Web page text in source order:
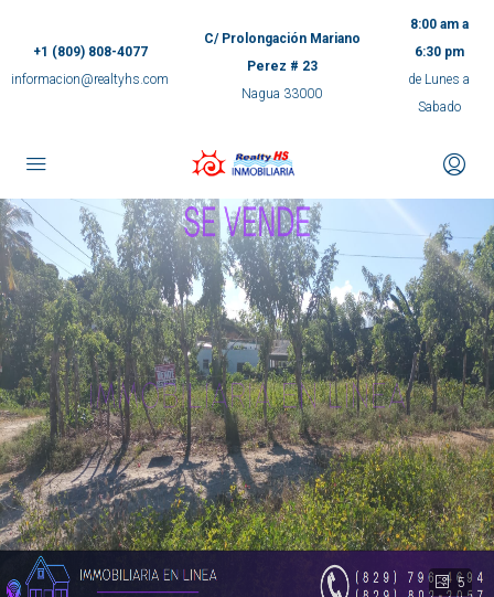
+1 (809) 808-4077
informacion@realtyhs.com
C/ Prolongación Mariano
Perez # 23
Nagua 33000
8:00 am a
6:30 pm
de Lunes a
Sabado
5